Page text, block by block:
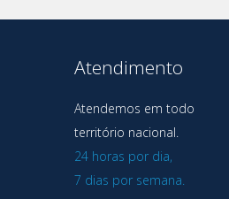
Atendimento
Atendemos em todo
território nacional.
24 horas por dia,
7 dias por semana.